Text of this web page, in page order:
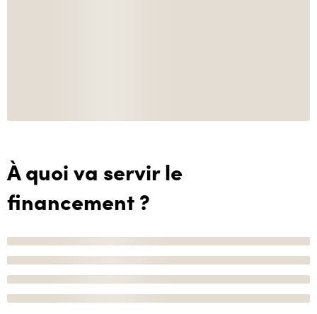
À quoi va servir le
financement ?